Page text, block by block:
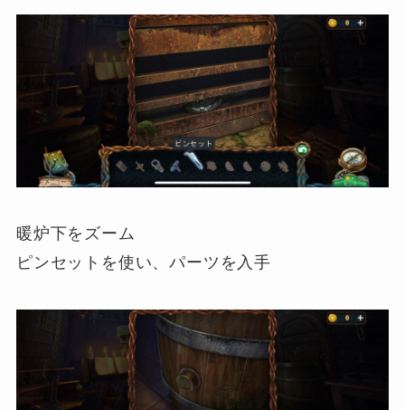
暖炉下をズーム
ピンセットを使い、パーツを入手